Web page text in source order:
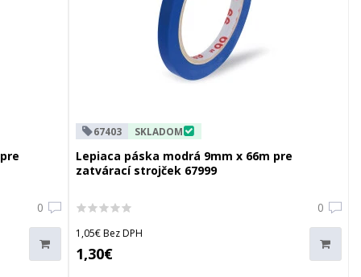
0
67403 SKLADOM
Lepiaca páska modrá 9mm x 66m pre
zatvárací strojček 67999
0
1,05€ Bez DPH
1,30€